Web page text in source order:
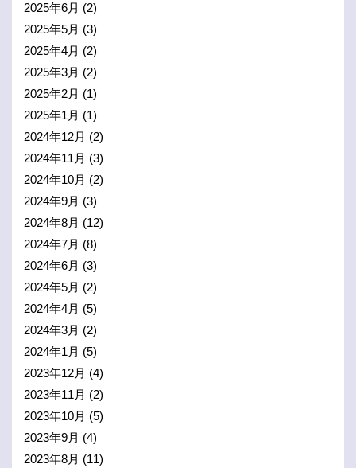
2025年6月 (2)
2025年5月 (3)
2025年4月 (2)
2025年3月 (2)
2025年2月 (1)
2025年1月 (1)
2024年12月 (2)
2024年11月 (3)
2024年10月 (2)
2024年9月 (3)
2024年8月 (12)
2024年7月 (8)
2024年6月 (3)
2024年5月 (2)
2024年4月 (5)
2024年3月 (2)
2024年1月 (5)
2023年12月 (4)
2023年11月 (2)
2023年10月 (5)
2023年9月 (4)
2023年8月 (11)